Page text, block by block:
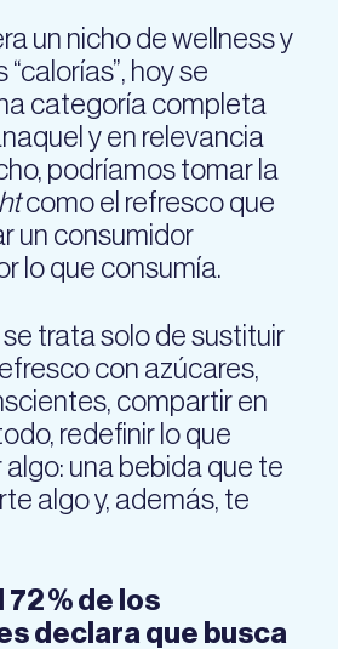
un nicho de wellness y
hoy se
categoría completa
y en relevancia
podríamos tomar la
como el refresco que
un consumidor
lo que consumía.
se trata solo de sustituir
con azúcares,
compartir en
redefinir lo que
una bebida que te
algo y, además, te
72 % de los
declara que busca